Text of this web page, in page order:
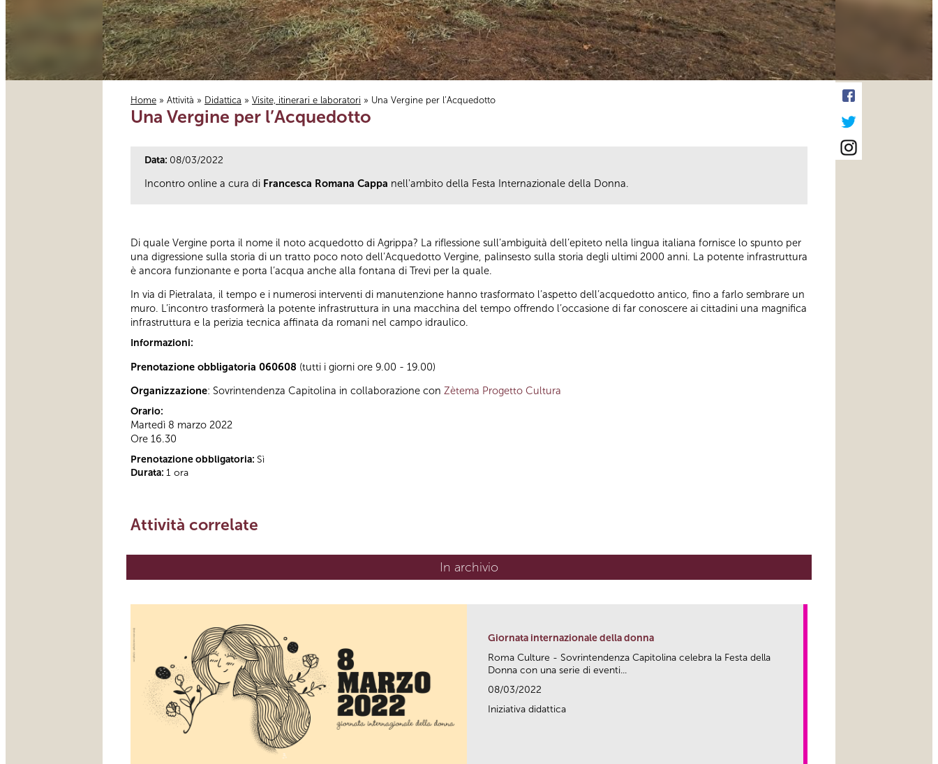
Tu sei qui
Home » Attività » Didattica » Visite, itinerari e laboratori » Una Vergine per l’Acquedotto
Una Vergine per l’Acquedotto
Data: 08/03/2022
Incontro online a cura di Francesca Romana Cappa nell'ambito della Festa Internazionale della Donna.
Di quale Vergine porta il nome il noto acquedotto di Agrippa? La riflessione sull’ambiguità dell’epiteto nella lingua italiana fornisce lo spunto per
una digressione sulla storia di un tratto poco noto dell’Acquedotto Vergine, palinsesto sulla storia degli ultimi 2000 anni. La potente infrastruttura
è ancora funzionante e porta l’acqua anche alla fontana di Trevi per la quale.
In via di Pietralata, il tempo e i numerosi interventi di manutenzione hanno trasformato l’aspetto dell’acquedotto antico, fino a farlo sembrare un
muro. L’incontro trasformerà la potente infrastruttura in una macchina del tempo offrendo l’occasione di far conoscere ai cittadini una magnifica
infrastruttura e la perizia tecnica affinata da romani nel campo idraulico.
Informazioni:
Prenotazione obbligatoria 060608 (tutti i giorni ore 9.00 - 19.00)
Organizzazione: Sovrintendenza Capitolina in collaborazione con Zètema Progetto Cultura
Orario:
Martedì 8 marzo 2022
Ore 16.30
Prenotazione obbligatoria: Sì
Durata: 1 ora
Attività correlate
In archivio
Giornata internazionale della donna
Roma Culture - Sovrintendenza Capitolina celebra la Festa della
Donna con una serie di eventi...
08/03/2022
Iniziativa didattica